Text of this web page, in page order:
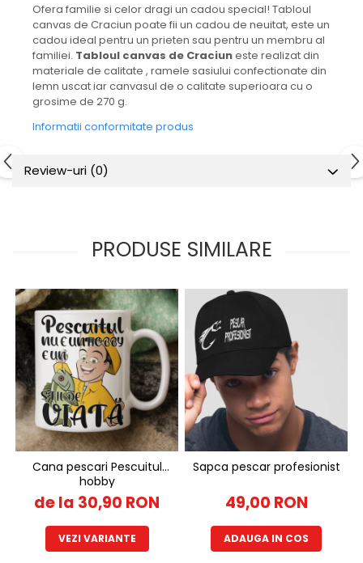
Ofera familie si celor dragi un cadou special! Tabloul
canvas de Craciun poate fii un cadou de neuitat, este un
cadou ideal pentru un prieten sau pentru un membru al
familiei. Tabloul canvas de Craciuneste realizat din
materiale de calitate , ramele sasiului confectionate din
lemn uscat iar canvasul de o calitate superioara cu o
grosime de 270 g.
Informatii conformitate produs
Review-uri (0)
PRODUSE SIMILARE
Cana pescari Pescuitul
hobby
de la 30,90 RON
VEZI VARIANTE
Sapca pescar profesionist
49,00 RON
ADAUGA IN COS